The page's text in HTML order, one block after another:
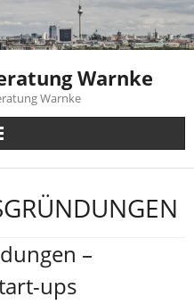
Warnke
Warnke
–
ups